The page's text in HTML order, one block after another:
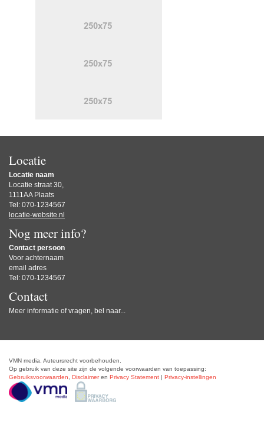
Locatie
Locatie naam
Locatie straat 30,
1111AA Plaats
Tel: 070-1234567
locatie-website.nl
Nog meer info?
Contact persoon
Voor achternaam
email adres
Tel: 070-1234567
Contact
Meer informatie of vragen, bel naar...
VMN media. Auteursrecht voorbehouden.
Op gebruik van deze site zijn de volgende voorwaarden van toepassing:
Gebruiksvoorwaarden
Disclaimeren Privacy Statement | Privacy-instellingen